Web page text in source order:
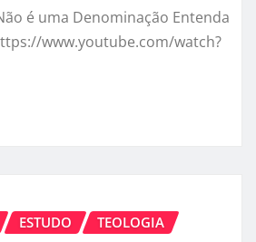
é uma Denominação Entenda
www.youtube.com/watch?
ESTUDO TEOLOGIA